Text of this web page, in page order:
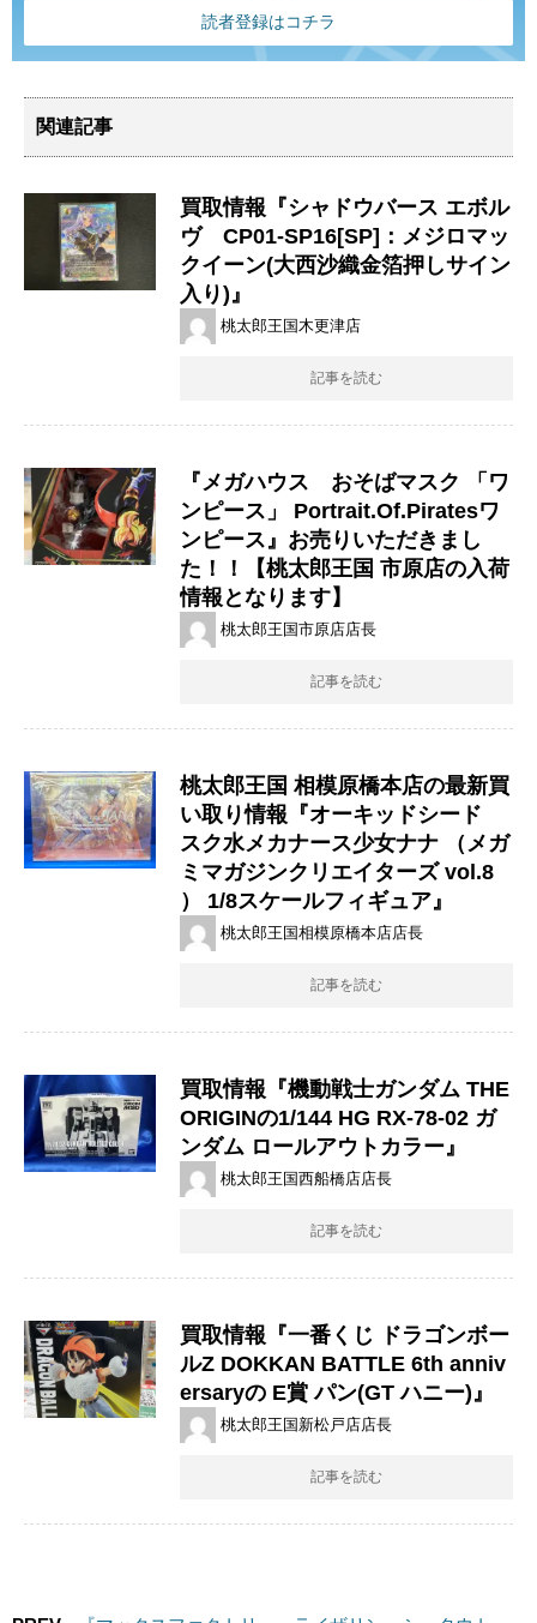
読者登録はコチラ
関連記事
買取情報『シャドウバース エボル
ヴ CP01-SP16[SP]：メジロマッ
クイーン(大西沙織金箔押しサイン
入り)』
桃太郎王国木更津店
記事を読む
『メガハウス おそばマスク ​「ワ
ンピース」 ​Portrait.Of.Piratesワ
ンピース』お売りいただきまし
た！！【桃太郎王国 市原店の入荷
情報となります】
桃太郎王国市原店店長
記事を読む
桃太郎王国 相模原橋本店の最新買
い取り情報『オーキッドシード
スク水メカナース少女ナナ ​（メガ
ミマガジンクリエイターズ ​vol.8 ​
） ​1/8スケールフィギュア』
桃太郎王国相模原橋本店店長
記事を読む
買取情報『機動戦士ガンダム ​THE
​ORIGINの1/144 ​HG ​RX-78-02 ​ガ
ンダム ​ロールアウトカラー』
桃太郎王国西船橋店店長
記事を読む
買取情報『一番くじ ​ドラゴンボー
ルZ ​DOKKAN ​BATTLE ​6th ​anniv
ersaryの ​E賞 パン(GT ​ハニー)』
桃太郎王国新松戸店店長
記事を読む